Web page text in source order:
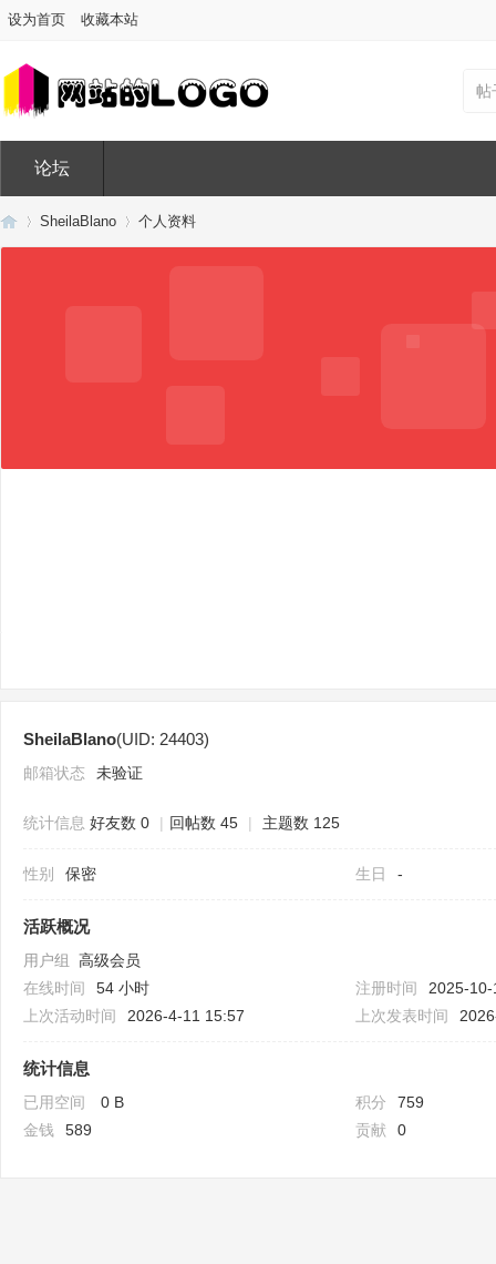
设为首页 收藏本站
帖
论坛
SheilaBlano 个人资料
SheilaBlano(UID: 24403)
邮箱状态 未验证
统计信息 好友数 0 | 回帖数 45 | 主题数 125
性别 保密 生日 -
活跃概况
用户组 高级会员
在线时间
54 小时 注册时间
2025-
上次活动时间
2026-4-11 15:57 上次发表时间
统计信息
已用空间 0 B 积分
759
金钱
589 贡献 0